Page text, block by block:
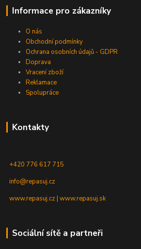
Informace pro zákazníky
O nás
Obchodní podmínky
Ochrana osobních údajů - GDPR
Doprava
Vracení zboží
Reklamace
Spolupráce
Kontakty
+420 776 617 715
info@repasuj.cz
www.repasuj.cz |www.repasuj.sk
Sociální sítě a partneři